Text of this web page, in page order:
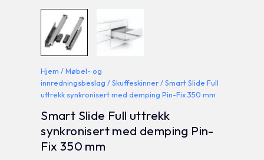
Hjem /Møbel- og
innredningsbeslag /Skuffeskinner/ Smart Slide Full
uttrekk synkronisert med demping Pin-Fix 350 mm
Smart Slide Full uttrekk
synkronisert med demping Pin-
Fix 350 mm